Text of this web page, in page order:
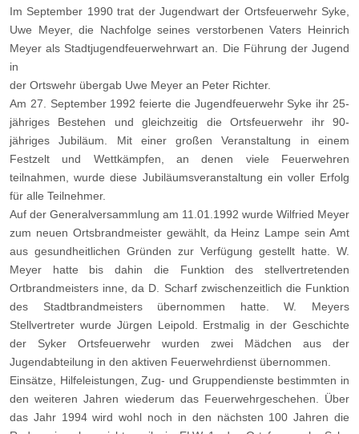
Im September 1990 trat der Jugendwart der Ortsfeuerwehr Syke,
Uwe Meyer, die Nachfolge seines verstorbenen Vaters Heinrich
Meyer als Stadtjugendfeuerwehrwart an. Die Führung der Jugend
in
der Ortswehr übergab Uwe Meyer an Peter Richter.
Am 27. September 1992 feierte die Jugendfeuerwehr Syke ihr 25-
jähriges Bestehen und gleichzeitig die Ortsfeuerwehr ihr 90-
jähriges Jubiläum. Mit einer großen Veranstaltung in einem
Festzelt und Wettkämpfen, an denen viele Feuerwehren
teilnahmen, wurde diese Jubiläumsveranstaltung ein voller Erfolg
für alle Teilnehmer.
Auf der Generalversammlung am 11.01.1992 wurde Wilfried Meyer
zum neuen Ortsbrandmeister gewählt, da Heinz Lampe sein Amt
aus gesundheitlichen Gründen zur Verfügung gestellt hatte. W.
Meyer hatte bis dahin die Funktion des stellvertretenden
Ortbrandmeisters inne, da D. Scharf zwischenzeitlich die Funktion
des Stadtbrandmeisters übernommen hatte. W. Meyers
Stellvertreter wurde Jürgen Leipold. Erstmalig in der Geschichte
der Syker Ortsfeuerwehr wurden zwei Mädchen aus der
Jugendabteilung in den aktiven Feuerwehrdienst übernommen.
Einsätze, Hilfeleistungen, Zug- und Gruppendienste bestimmten in
den weiteren Jahren wiederum das Feuerwehrgeschehen. Über
das Jahr 1994 wird wohl noch in den nächsten 100 Jahren die